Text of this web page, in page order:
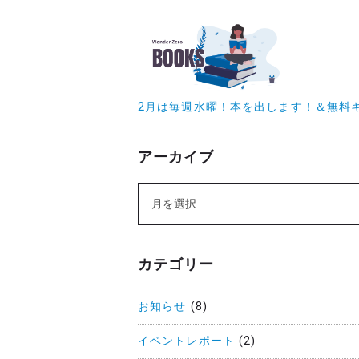
2月は毎週水曜！本を出します！＆無料
アーカイブ
カテゴリー
お知らせ (8)
イベントレポート (2)